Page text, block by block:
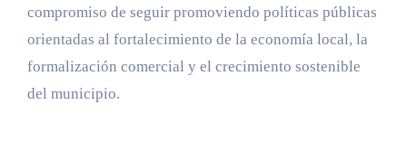
compromiso de seguir promoviendo políticas públicas
orientadas al fortalecimiento de la economía local, la
formalización comercial y el crecimiento sostenible
del municipio.